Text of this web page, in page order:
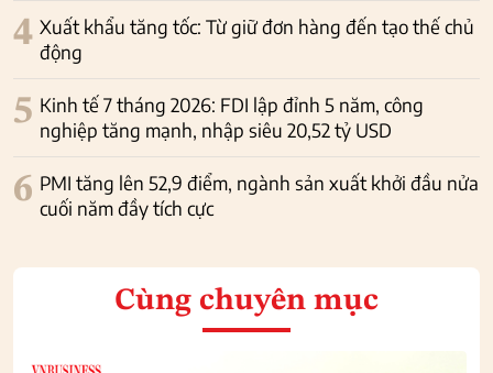
4 Xuất khẩu tăng tốc: Từ giữ đơn hàng đến tạo thế chủ
động
5 Kinh tế 7 tháng 2026: FDI lập đỉnh 5 năm, công
nghiệp tăng mạnh, nhập siêu 20,52 tỷ USD
6 PMI tăng lên 52,9 điểm, ngành sản xuất khởi đầu nửa
cuối năm đầy tích cực
Cùng chuyên mục